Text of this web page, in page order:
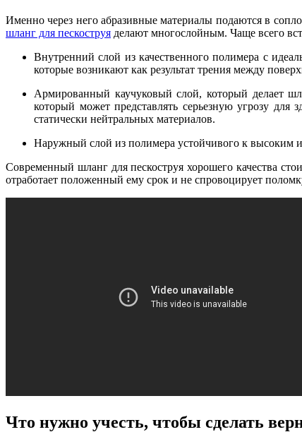
Именно через него абразивные материалы подаются в
шланг для пескоструя делают многослойным. Чаще всего
Внутренний слой из качественного полимера с
которые возникают как результат трения между
Армированный каучуковый слой, который делает
который может представлять серьезную угрозу
статически нейтральных материалов.
Наружный слой из полимера устойчивого к высоким
Современный шланг для пескоструя хорошего качества
отработает положенный ему срок и не спровоцирует
Что нужно учесть, чтобы сделать